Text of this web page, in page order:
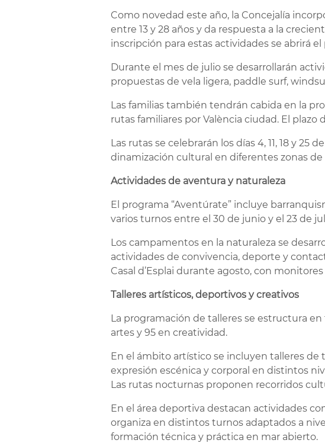
Como novedad este año, la Concejalía
entre 13 y 28 años y da respuesta a la
inscripción para estas actividades se abrirá
Durante el mes de julio se desarrollarán
propuestas de vela ligera, paddle surf,
Las familias también tendrán cabida en la
rutas familiares por València ciudad. El
Las rutas se celebrarán los días 4, 11, 18 y
dinamización cultural en diferentes zonas de
Actividades de aventura y naturaleza
El programa “Aventúrate” incluye
varios turnos entre el 30 de junio y el 23 de
Los campamentos en la naturaleza se
actividades de convivencia, deporte y
Casal d’Esplai durante agosto, con
Talleres artísticos, deportivos y creativos
La programación de talleres se estructura
artes y 95 en creatividad.
En el ámbito artístico se incluyen talleres de
expresión escénica y corporal en distintos
Las rutas nocturnas proponen recorridos
En el área deportiva destacan actividades
organiza en distintos turnos adaptados a
formación técnica y práctica en mar abierto.